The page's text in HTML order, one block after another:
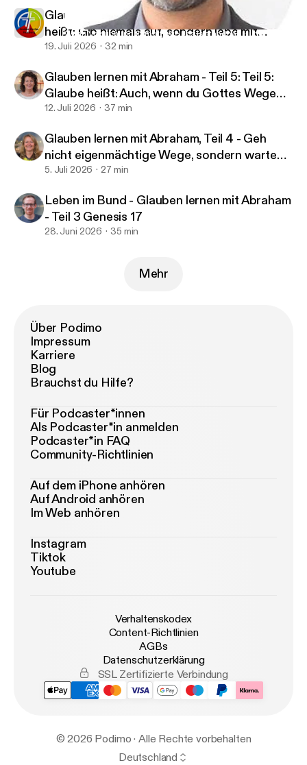
Wenn Versuchung kommt: wie Jesus standhält - und wir auch
Anskar-Kirche Hamburg- Predigten
Glauben lernen mit Abraham Teil 6 - Glaube
heißt: Gib niemals auf, sondern lebe mit
Hoffnung auf deine himmlische Heimat
19. Juli 2026 32 min
Glauben lernen mit Abraham - Teil 5: Teil 5:
Glaube heißt: Auch, wenn du Gottes Wege
nicht verstehst, vertraue ihm!
12. Juli 2026 37 min
Glauben lernen mit Abraham, Teil 4 - Geh
nicht eigenmächtige Wege, sondern warte
auf Gottes Verheißung! - 1.Mose 16, 1-6 & 17,
5. Juli 2026 27 min
Leben im Bund - Glauben lernen mit Abraham
- Teil 3 Genesis 17
28. Juni 2026 35 min
Mehr
Über Podimo
Impressum
Karriere
Blog
Brauchst du Hilfe?
Für Podcaster*innen
Als Podcaster*in anmelden
Podcaster*in FAQ
Community-Richtlinien
Auf dem iPhone anhören
Auf Android anhören
Im Web anhören
Instagram
Tiktok
Youtube
Verhaltenskodex
Content-Richtlinien
AGBs
Datenschutzerklärung
SSL Zertifizierte Verbindung
© 2026 Podimo · Alle Rechte vorbehalten
Deutschland